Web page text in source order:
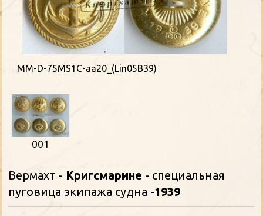
MM-D-75MS1C-aa20_(Lin05B39)
001
Вермахт - Кригсмарине - специальная
пуговица экипажа судна -1939